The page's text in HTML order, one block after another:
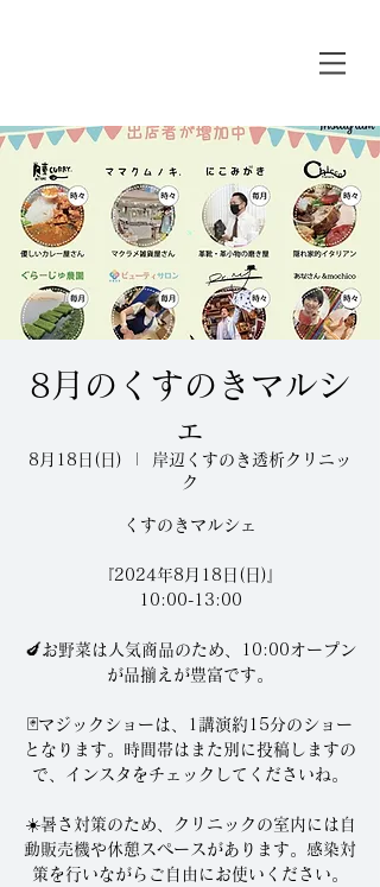
8月のくすのきマルシ
ェ
8月18日(日)
岸辺くすのき透析クリニッ
ク
くすのきマルシェ
『2024年8月18日(日)』
10:00-13:00
🍆お野菜は人気商品のため、10:00オープン
が品揃えが豊富です。
🃏マジックショーは、1講演約15分のショー
となります。時間帯はまた別に投稿しますの
で、インスタをチェックしてくださいね。
☀️暑さ対策のため、クリニックの室内には自
動販売機や休憩スペースがあります。感染対
策を行いながらご自由にお使いください。